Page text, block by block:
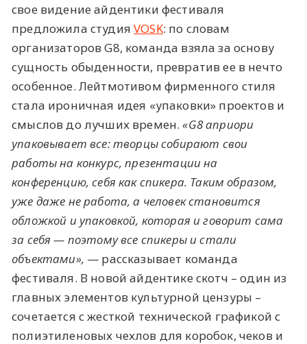
свое видение айдентики фестиваля
предложила студияVOSK: по словам
организаторов G8, команда взяла за основу
сущность обыденности, превратив ее в нечто
особенное. Лейтмотивом фирменного стиля
стала ироничная идея «упаковки» проектов и
смыслов до лучших времен. «G8 априори
упаковывает все: творцы собирают свои
работы на конкурс, презентации на
конференцию, себя как спикера. Таким образом,
уже даже не работа, а человек становится
обложкой и упаковкой, которая и говорит сама
за себя — поэтому все спикеры и стали
объектами», — рассказывает команда
фестиваля. В новой айдентике скотч – один из
главных элементов культурной цензуры –
сочетается с жесткой технической графикой с
полиэтиленовых чехлов для коробок, чеков и